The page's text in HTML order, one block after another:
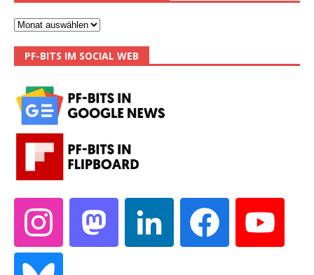
PF-BITS IM SOCIAL WEB